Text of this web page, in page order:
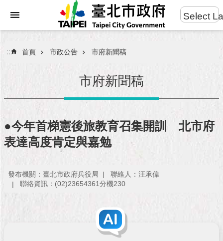
進
搜
民
服
務
府
團
隊
Select
::: 首頁 市政公告 市府新聞稿
市府新聞稿
●今年首梯憲後旅教育召集開訓 北市府
表達高度肯定與嘉勉
發布機關：臺北市政府兵役局
聯絡人：汪承偉
聯絡資訊：(02)23654361分機230